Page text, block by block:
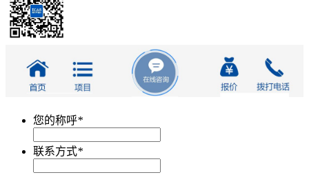
您的称呼*
联系方式*